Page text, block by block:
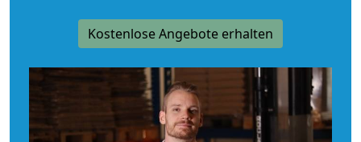
Kostenlose Angebote erhalten